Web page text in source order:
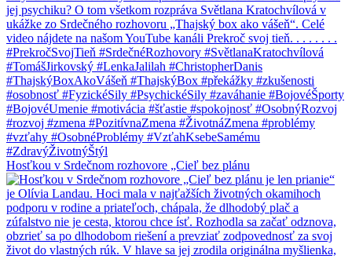
Hosťkou v Srdečnom rozhovore „Cieľ bez plánu